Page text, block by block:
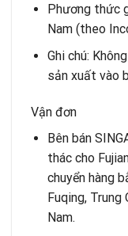
Phương thức
Nam (theo
Ghi chú:
sản xuất vào
Vận đơn
Bên bán
thác cho
chuyển hàng
Fuqing, Trung
Nam.